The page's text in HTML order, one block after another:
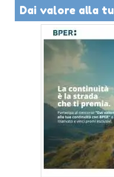
Dai valore alla